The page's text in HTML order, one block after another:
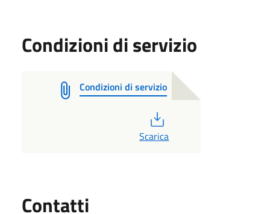
Condizioni di servizio
Condizioni di servizio
Scarica
Contatti